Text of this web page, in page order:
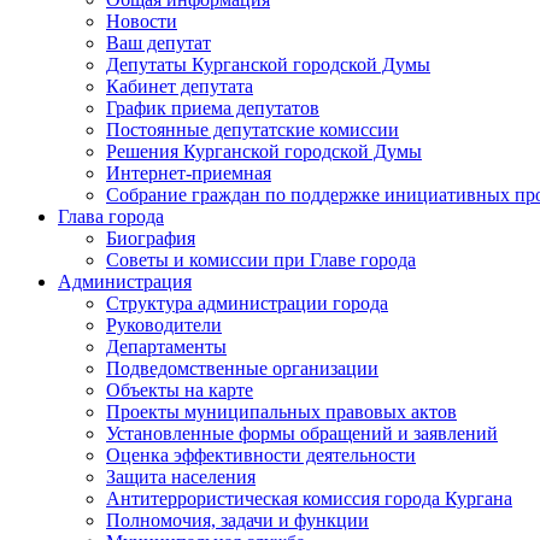
Новости
Ваш депутат
Депутаты Курганской городской Думы
Кабинет депутата
График приема депутатов
Постоянные депутатские комиссии
Решения Курганской городской Думы
Интернет-приемная
Собрание граждан по поддержке инициативных
Глава города
Биография
Советы и комиссии при Главе города
Администрация
Структура администрации города
Руководители
Департаменты
Подведомственные организации
Объекты на карте
Проекты муниципальных правовых актов
Установленные формы обращений и заявлений
Оценка эффективности деятельности
Защита населения
Антитеррористическая комиссия города Кургана
Полномочия, задачи и функции